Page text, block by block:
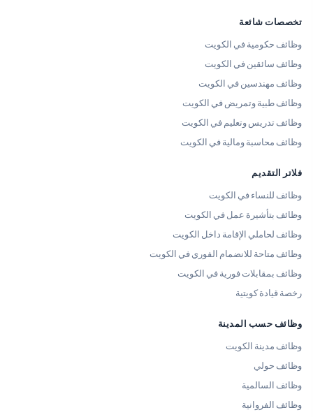
تخصصات شائعة
وظائف حكومية في الكويت
وظائف سائقين في الكويت
وظائف مهندسين في الكويت
وظائف طبية وتمريض في الكويت
وظائف تدريس وتعليم في الكويت
وظائف محاسبة ومالية في الكويت
فلاتر التقديم
وظائف للنساء في الكويت
وظائف بتأشيرة عمل في الكويت
وظائف لحاملي الإقامة داخل الكويت
وظائف متاحة للانضمام الفوري في الكويت
وظائف بمقابلات فورية في الكويت
رخصة قيادة كويتية
وظائف حسب المدينة
وظائف مدينة الكويت
وظائف حولي
وظائف السالمية
وظائف الفروانية